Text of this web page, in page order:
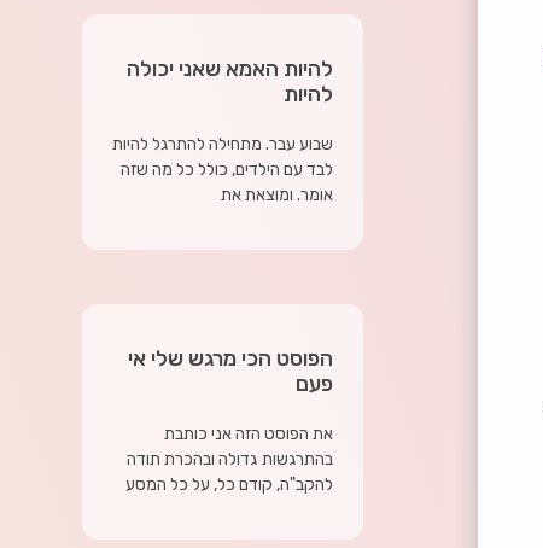
להיות האמא שאני יכולה
להיות
שבוע עבר. מתחילה להתרגל להיות
לבד עם הילדים, כולל כל מה שזה
אומר. ומוצאת את
הפוסט הכי מרגש שלי אי
פעם
את הפוסט הזה אני כותבת
בהתרגשות גדולה ובהכרת תודה
להקב"ה, קודם כל, על כל המסע